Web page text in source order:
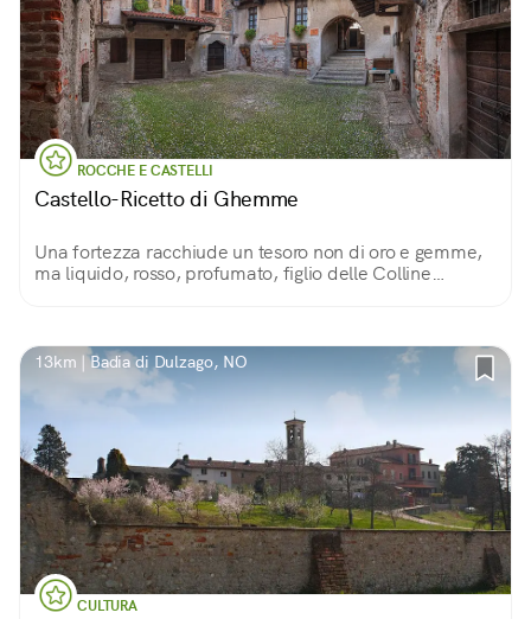
ROCCHE E CASTELLI
Castello-Ricetto di Ghemme
Una fortezza racchiude un tesoro non di oro e gemme,
ma liquido, rosso, profumato, figlio delle Colline
13km | Badia di Dulzago, NO
CULTURA